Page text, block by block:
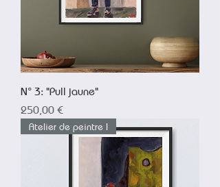
N° 3: "Pull jaune"
Prix
250,00 €
Atelier de peintre I